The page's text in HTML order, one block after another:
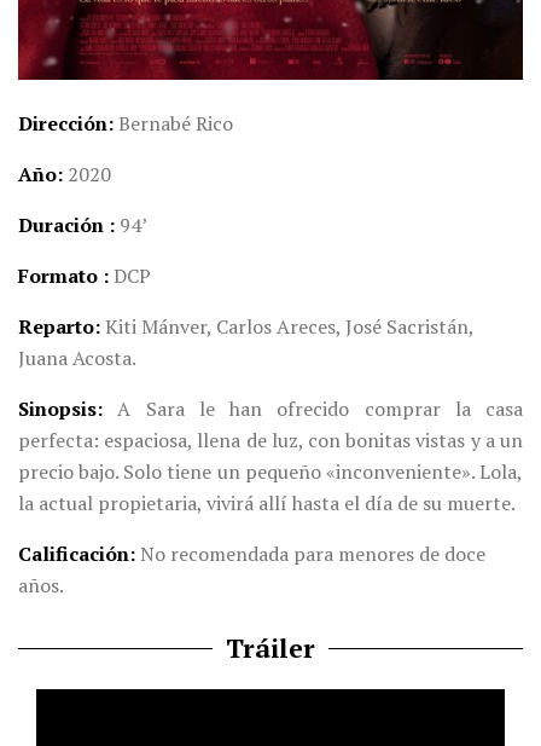
Dirección Bernabé Rico
Año 2020
Duración
94’
Formato DCP
Reparto Kiti Mánver, Carlos Areces, José Sacristán,
Juana Acosta.
Sinopsis
A Sara le han ofrecido comprar la casa
perfecta: espaciosa, llena de luz, con bonitas vistas y a un
precio bajo. Solo tiene un pequeño «inconveniente». Lola,
la actual propietaria, vivirá allí hasta el día de su muerte.
Calificación No recomendada para menores de doce
años.
Tráiler